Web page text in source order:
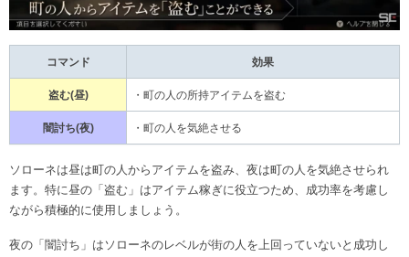
コマンド 効果
盗む(昼) ・町の人の所持アイテムを盗む
闇討ち(夜) ・町の人を気絶させる
ソローネは昼は町の人からアイテムを盗み、夜は町の人を気絶させられ
ます。特に昼の「盗む」はアイテム稼ぎに役立つため、成功率を考慮し
ながら積極的に使用しましょう。
夜の「闇討ち」はソローネのレベルが街の人を上回っていないと成功し